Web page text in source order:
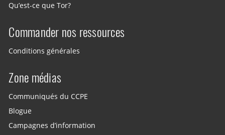
Qu’est-ce que Tor?
Commander nos ressources
Conditions générales
Zone médias
Communiqués du CCPE
Blogue
Campagnes d’information